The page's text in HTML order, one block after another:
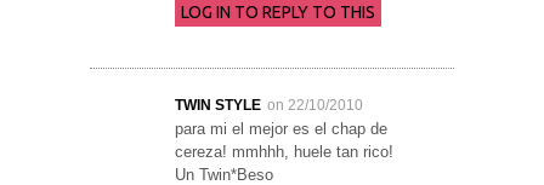
LOG IN TO REPLY TO THIS
TWIN STYLE on 22/10/2010
para mi el mejor es el chap de
cereza! mmhhh, huele tan rico!
Un Twin*Beso